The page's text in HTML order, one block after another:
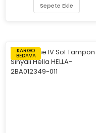
Sepete Ekle
KARGO
BEDAVA